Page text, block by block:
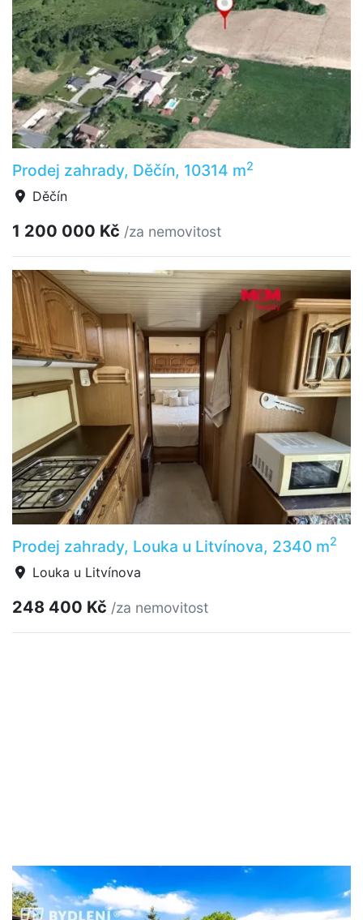
Prodej zahrady, Děčín, 10314 m2
Děčín
1 200 000 Kč /za nemovitost
Prodej zahrady, Louka u Litvínova, 2340 m2
Louka u Litvínova
248 400 Kč /za nemovitost